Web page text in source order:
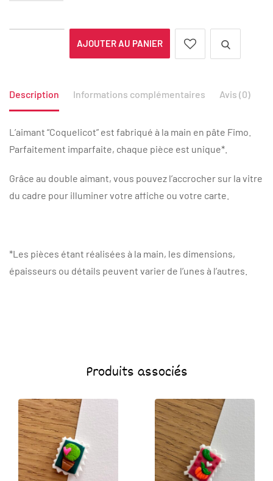
AJOUTER AU PANIER
Description Informations complémentaires Avis (0)
L’aimant “Coquelicot” est fabriqué à la main en pâte Fimo.
Parfaitement imparfaite, chaque pièce est unique*.
Grâce au double aimant, vous pouvez l’accrocher sur la vitre
du cadre pour illuminer votre affiche ou votre carte.
*Les pièces étant réalisées à la main, les dimensions,
épaisseurs ou détails peuvent varier de l’unes à l’autres.
Produits associés